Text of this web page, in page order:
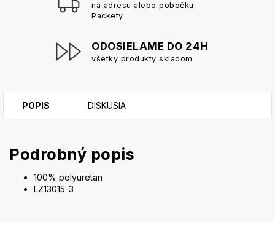
na adresu alebo pobočku
Packety
ODOSIELAME DO 24H
všetky produkty skladom
POPIS DISKUSIA
Podrobný popis
100% polyuretan
LZ13015-3